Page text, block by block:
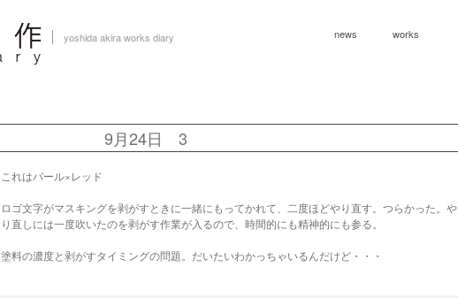
yoshida akira works diary news works
9月24日 3
これはパール×レッド
ロゴ文字がマスキングを剥がすときに一緒にもってかれて、二度ほどやり直す。つらかった。や
り直しには一度吹いたのを剥がす作業が入るので、時間的にも精神的にも参る。
塗料の濃度と剥がすタイミングの問題。だいたいわかっちゃいるんだけど・・・